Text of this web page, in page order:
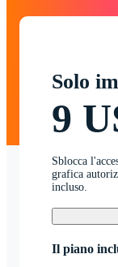
Solo
9
Sblocca
grafica
incluso.
Il piano